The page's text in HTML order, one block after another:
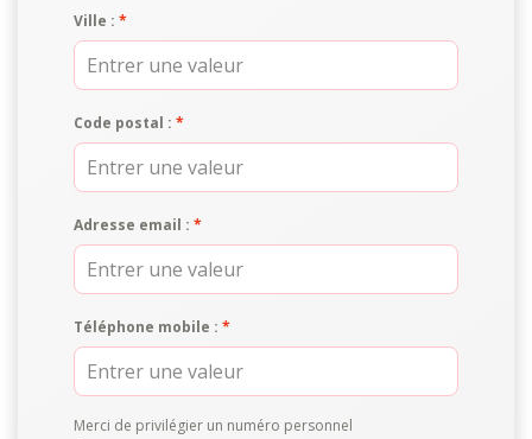
Ville : *
Code postal : *
Adresse email : *
Téléphone mobile : *
Merci de privilégier un numéro personnel